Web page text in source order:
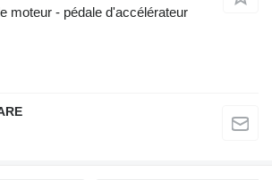
moteur - pédale d'accélérateur